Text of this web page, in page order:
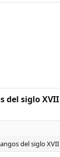
del siglo XVII
del siglo